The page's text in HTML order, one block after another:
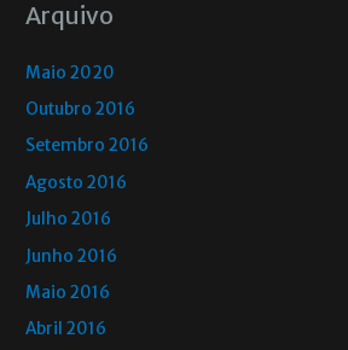
Arquivo
Maio 2020
Outubro 2016
Setembro 2016
Agosto 2016
Julho 2016
Junho 2016
Maio 2016
Abril 2016